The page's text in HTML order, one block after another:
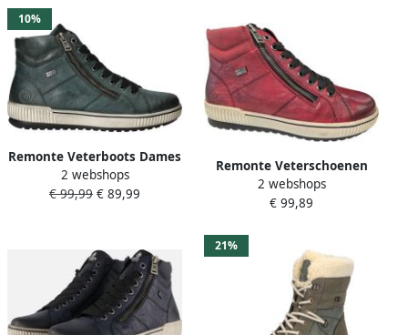
10%
Remonte Veterboots Dames
Groen
2 webshops
€ 99,99 € 89,99
Remonte Veterschoenen
platform lace-up ankle
boots in crash look
2 webshops
€ 99,89
21%